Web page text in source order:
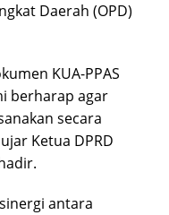
Daerah (OPD)
KUA-PPAS
berharap agar
secara
Ketua DPRD
antara